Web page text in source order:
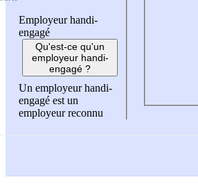
Employeur handi-
engagé
Qu'est-ce qu'un
employeur handi-
engagé ?
Un employeur handi-
engagé est un
employeur reconnu